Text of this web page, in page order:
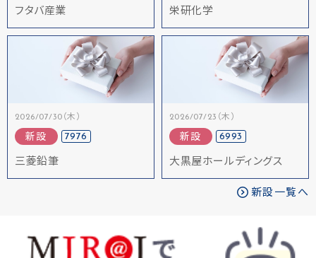
フタバ産業 栄研化学
2026/07/30（木）
新設 7976
三菱鉛筆
2026/07/23（木）
新設 6993
大黒屋ホールディングス
新設一覧へ